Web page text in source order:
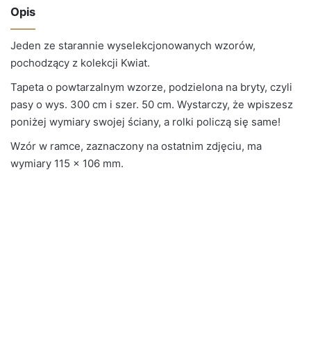
Opis
Jeden ze starannie wyselekcjonowanych wzorów,
pochodzący z kolekcji Kwiat.
Tapeta o powtarzalnym wzorze, podzielona na bryty, czyli
pasy o wys. 300 cm i szer. 50 cm. Wystarczy, że wpiszesz
poniżej wymiary swojej ściany, a rolki policzą się same!
Wzór w ramce, zaznaczony na ostatnim zdjęciu, ma
wymiary 115 × 106 mm.